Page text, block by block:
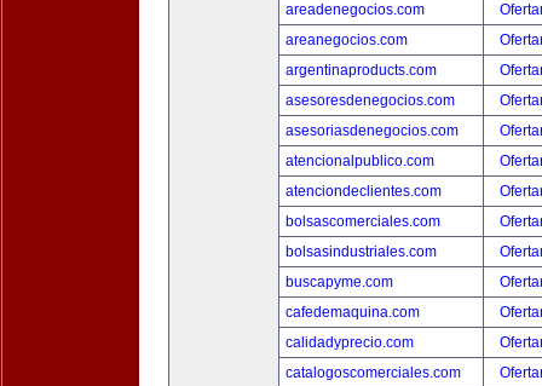
areadenegocios.com
areanegocios.com
argentinaproducts.com
asesoresdenegocios.com
asesoriasdenegocios.com
atencionalpublico.com
atenciondeclientes.com
bolsascomerciales.com
bolsasindustriales.com
buscapyme.com
cafedemaquina.com
calidadyprecio.com
catalogoscomerciales.com